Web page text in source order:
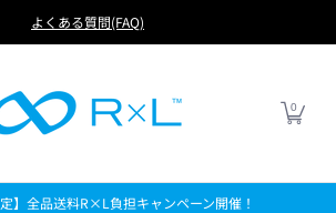
FOOTBALL LIFE
よくある質問(FAQ)
0
定】全品送料R×L負担キャンペーン開催！